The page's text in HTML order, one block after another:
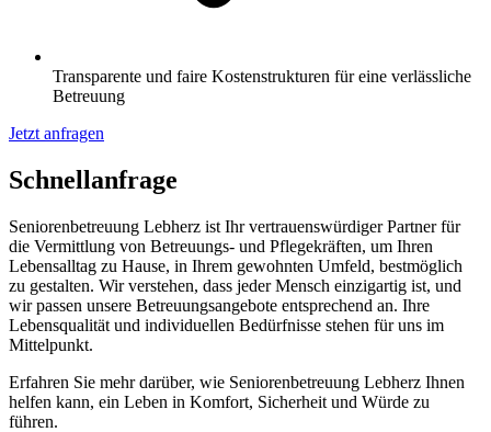
Transparente und faire Kostenstrukturen für eine verlässliche
Betreuung
Jetzt anfragen
Schnell­anfrage
Seniorenbetreuung Lebherz ist Ihr vertrauenswürdiger Partner für
die Vermittlung von Betreuungs- und Pflegekräften, um Ihren
Lebensalltag zu Hause, in Ihrem gewohnten Umfeld, bestmöglich
zu gestalten. Wir verstehen, dass jeder Mensch einzigartig ist, und
wir passen unsere Betreuungsangebote entsprechend an. Ihre
Lebensqualität und individuellen Bedürfnisse stehen für uns im
Mittelpunkt.
Erfahren Sie mehr darüber, wie Seniorenbetreuung Lebherz Ihnen
helfen kann, ein Leben in Komfort, Sicherheit und Würde zu
führen.